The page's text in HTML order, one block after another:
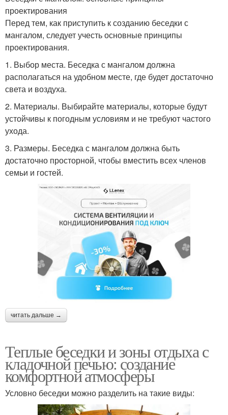
проектирования
Перед тем, как приступить к созданию беседки с
мангалом, следует учесть основные принципы
проектирования.
1. Выбор места. Беседка с мангалом должна
располагаться на удобном месте, где будет достаточно
света и воздуха.
2. Материалы. Выбирайте материалы, которые будут
устойчивы к погодным условиям и не требуют частого
ухода.
3. Размеры. Беседка с мангалом должна быть
достаточно просторной, чтобы вместить всех членов
семьи и гостей.
читать дальше →
Теплые беседки и зоны отдыха с
кладочной печью: создание
комфортной атмосферы
Условно беседки можно разделить на такие виды: